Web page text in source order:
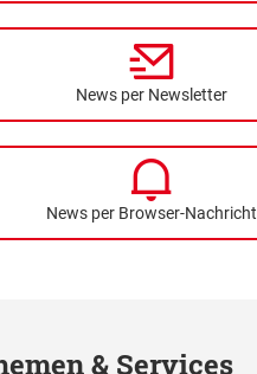
News per Newsletter
News per Browser-Nachricht
& Services